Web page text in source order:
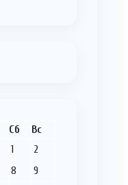
Сб Вс
1
2
8
9